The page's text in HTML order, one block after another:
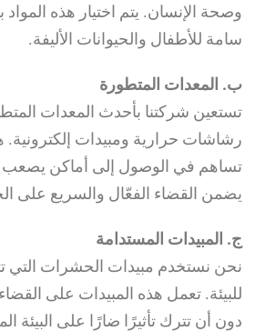
وصحة الإنسان. يتم اختيار هذه المواد
سامة للأطفال والحيوانات الأليفة.
ب. المعدات المتطورة
تستعين شركتنا بأحدث المعدات
رشاشات حرارية ومبيدات إلكترونية.
تساهم في الوصول إلى أماكن يصعب
يضمن القضاء الفعّال والسريع على
ج. المبيدات المستدامة
نحن نستخدم مبيدات الحشرات التي
للبيئة. تعمل هذه المبيدات على
دون أن تترك تأثيرًا ضارًا على البيئة